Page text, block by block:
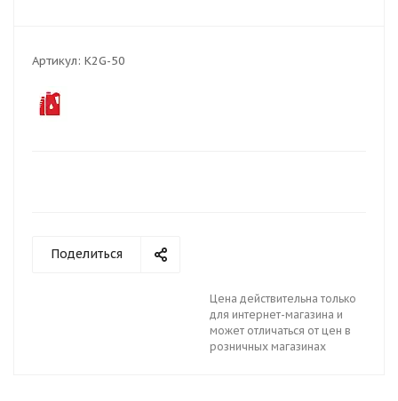
Артикул: K2G-50
Поделиться
Цена действительна только
для интернет-магазина и
может отличаться от цен в
розничных магазинах